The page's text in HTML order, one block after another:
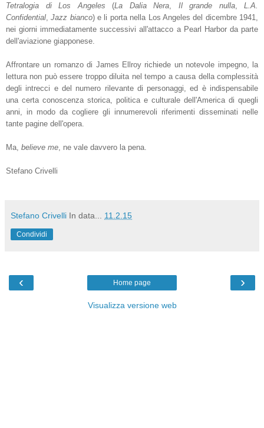
Tetralogia di Los Angeles (La Dalia Nera Il grande nulla, L.A.
Confidential ,Jazz bianco) e li porta nella Los Angeles del dicembre 1941,
nei giorni immediatamente successivi all'attacco a Pearl Harbor da parte
dell'aviazione giapponese.
Affrontare un romanzo di James Ellroy richiede un notevole impegno, la
lettura non può essere troppo diluita nel tempo a causa della complessità
degli intrecci e del numero rilevante di personaggi, ed è indispensabile
una certa conoscenza storica, politica e culturale dell'America di quegli
anni, in modo da cogliere gli innumerevoli riferimenti disseminati nelle
tante pagine dell'opera.
Ma, believe me , ne vale davvero la pena.
Stefano Crivelli
Stefano Crivelli In data... 11.2.15
Condividi
‹ ›
Home page
Visualizza versione web